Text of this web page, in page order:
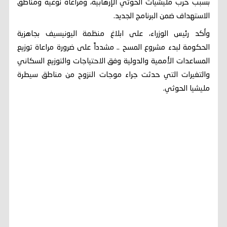
بسبب حرب مليشيات الحوثي الإرهابية، ومراعاة نوعية ومناطق
الاستهداف ضمن البرنامج الجديد.
وأكد رئيس الوزراء، على ابلاغ منظمة اليونيسيف بجاهزية
الحكومة لبدء مشروع المسح .. مشدداً على ضرورة مراعاة توزيع
المساعدات الأممية والدولية وفق الاحتياجات والتوزيع السكاني
والتغيرات التي حدثت جراء موجات النزوح من مناطق سيطرة
مليشيا الحوثي.